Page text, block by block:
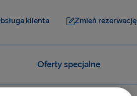
klienta Zmień rezerwację
Oferty specjalne